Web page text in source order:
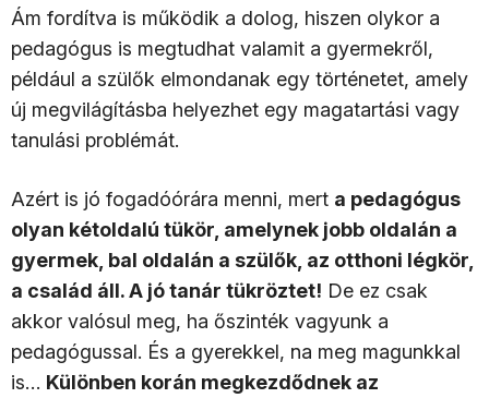
Ám fordítva is működik a dolog, hiszen olykor a
pedagógus is megtudhat valamit a gyermekről,
például a szülők elmondanak egy történetet, amely
új megvilágításba helyezhet egy magatartási vagy
tanulási problémát.
Azért is jó fogadóórára menni, mert a pedagógus
olyan kétoldalú tükör, amelynek jobb oldalán a
gyermek, bal oldalán a szülők, az otthoni légkör,
a család áll. A jó tanár tükröztet! De ez csak
akkor valósul meg, ha őszinték vagyunk a
pedagógussal. És a gyerekkel, na meg magunkkal
is… Különben korán megkezdődnek az